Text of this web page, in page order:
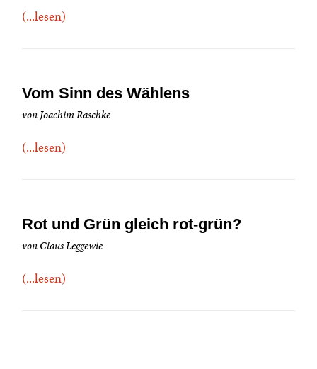
(...lesen)
Vom Sinn des Wählens
von Joachim Raschke
(...lesen)
Rot und Grün gleich rot-grün?
von Claus Leggewie
(...lesen)